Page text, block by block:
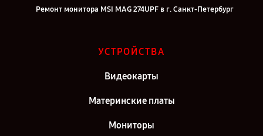
Ремонт монитора MSI MAG 274UPF в г. Санкт-Петербург
УСТРОЙСТВА
Видеокарты
Материнские платы
Мониторы